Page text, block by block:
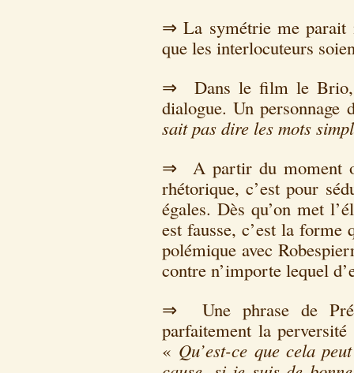
⇒ La symétrie me parait
que les interlocuteurs
⇒ Dans le film le Brio,
dialogue. Un
sait pas dire les mots
⇒ A partir du moment
rhétorique, c’est pour
égales. Dès qu’on met
est fausse, c’est la
polémique avec
contre n’importe lequel
⇒ Une phrase de
parfaitement la
« Qu’est-ce que cela